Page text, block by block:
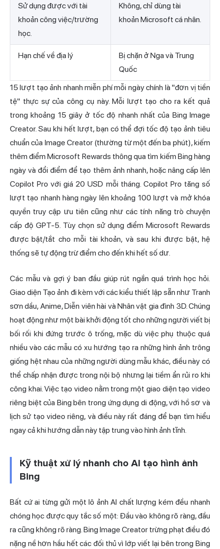
Sử dụng được với tài
khoản công việc/trường
học.
Không, chỉ dùng tài
khoản Microsoft cá nhân.
Hạn chế về địa lý
Bị chặn ở Nga và Trung
Quốc
15 lượt tạo ảnh nhanh miễn phí mỗi ngày chính là "đơn vị tiền
tệ" thực sự của công cụ này. Mỗi lượt tạo cho ra kết quả
trong khoảng 15 giây ở tốc độ nhanh nhất của Bing Image
Creator. Sau khi hết lượt, bạn có thể đợi tốc độ tạo ảnh tiêu
chuẩn của Image Creator (thường từ một đến ba phút), kiếm
thêm điểm Microsoft Rewards thông qua tìm kiếm Bing hàng
ngày và đổi điểm để tạo thêm ảnh nhanh, hoặc nâng cấp lên
Copilot Pro với giá 20 USD mỗi tháng. Copilot Pro tăng số
lượt tạo nhanh hàng ngày lên khoảng 100 lượt và mở khóa
quyền truy cập ưu tiên cũng như các tính năng trò chuyện
cấp độ GPT-5. Tùy chọn sử dụng điểm Microsoft Rewards
được bật/tắt cho mỗi tài khoản, và sau khi được bật, hệ
thống sẽ tự động trừ điểm cho đến khi hết số dư.
Các mẫu và gợi ý ban đầu giúp rút ngắn quá trình học hỏi.
Giao diện Tạo ảnh đi kèm với các kiểu thiết lập sẵn như Tranh
sơn dầu, Anime, Diễn viên hài và Nhân vật gia đình 3D. Chúng
hoạt động như một bài khởi động tốt cho những người viết bị
bối rối khi đứng trước ô trống, mặc dù việc phụ thuộc quá
nhiều vào các mẫu có xu hướng tạo ra những hình ảnh trông
giống hệt nhau của những người dùng mẫu khác, điều này có
thể chấp nhận được trong nội bộ nhưng lại tiềm ẩn rủi ro khi
công khai. Việc tạo video nằm trong một giao diện tạo video
riêng biệt của Bing bên trong ứng dụng di động, với hồ sơ và
lịch sử tạo video riêng, và điều này rất đáng để bạn tìm hiểu
ngay cả khi hướng dẫn này tập trung vào hình ảnh tĩnh.
Kỹ thuật xử lý nhanh cho AI tạo hình ảnh
Bing
Bất cứ ai từng gửi một lô ảnh AI chất lượng kém đều nhanh
chóng học được quy tắc số một: Đầu vào không rõ ràng, đầu
ra cũng không rõ ràng. Bing Image Creator trừng phạt điều đó
nặng nề hơn hầu hết các đối thủ vì lớp viết lại bên trong Bing